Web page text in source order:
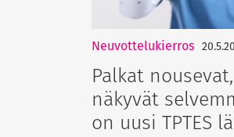
Neuvottelukierros
Palkat
näkyvät
on uusi TPTES